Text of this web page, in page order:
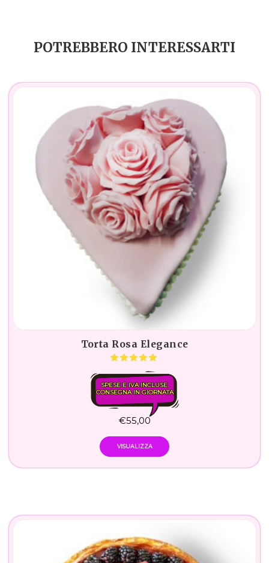
POTREBBERO INTERESSARTI
Torta Rosa Elegance
SPESE E IVA INCLUSE.
CONSEGNA IN GIORNATA
€55,00
VISUALIZZA